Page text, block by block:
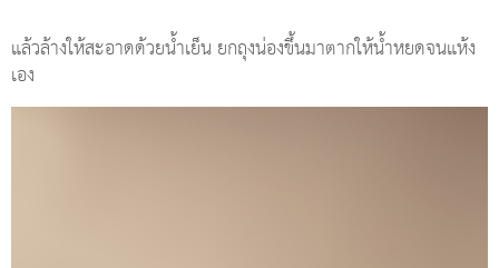
แล้วล้างให้สะอาดด้วยน้ำเย็น ยกถุงน่องขึ้นมาตากให้น้ำหยดจนแห้ง
เอง